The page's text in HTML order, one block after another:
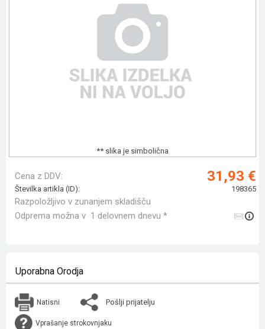
** slika je simbolična
Cena z DDV: 31,93 €
Številka artikla (ID): 198365
Razpoložljivo v zunanjem skladišču
Odprema možna v 1 delovnem dnevu *
Uporabna Orodja
Natisni Pošlji prijatelju
Vprašanje strokovnjaku